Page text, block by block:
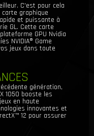
C'est pour cela
graphique
et puissante à
GL. Cette carte
GPU Nvidia
NVIDIA® Game
jeux dans toute
génération,
1050 booste les
en haute
innovantes et
12 pour assurer